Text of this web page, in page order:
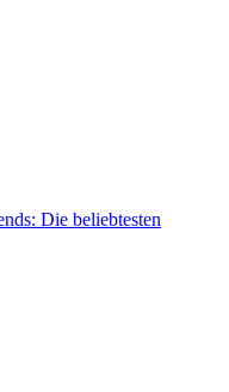
Die beliebtesten